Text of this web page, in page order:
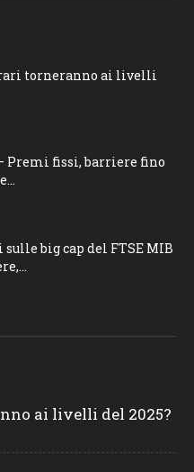
torneranno ai livelli
Premi fissi, barriere fino
big cap del FTSE MIB
ai livelli del 2025?